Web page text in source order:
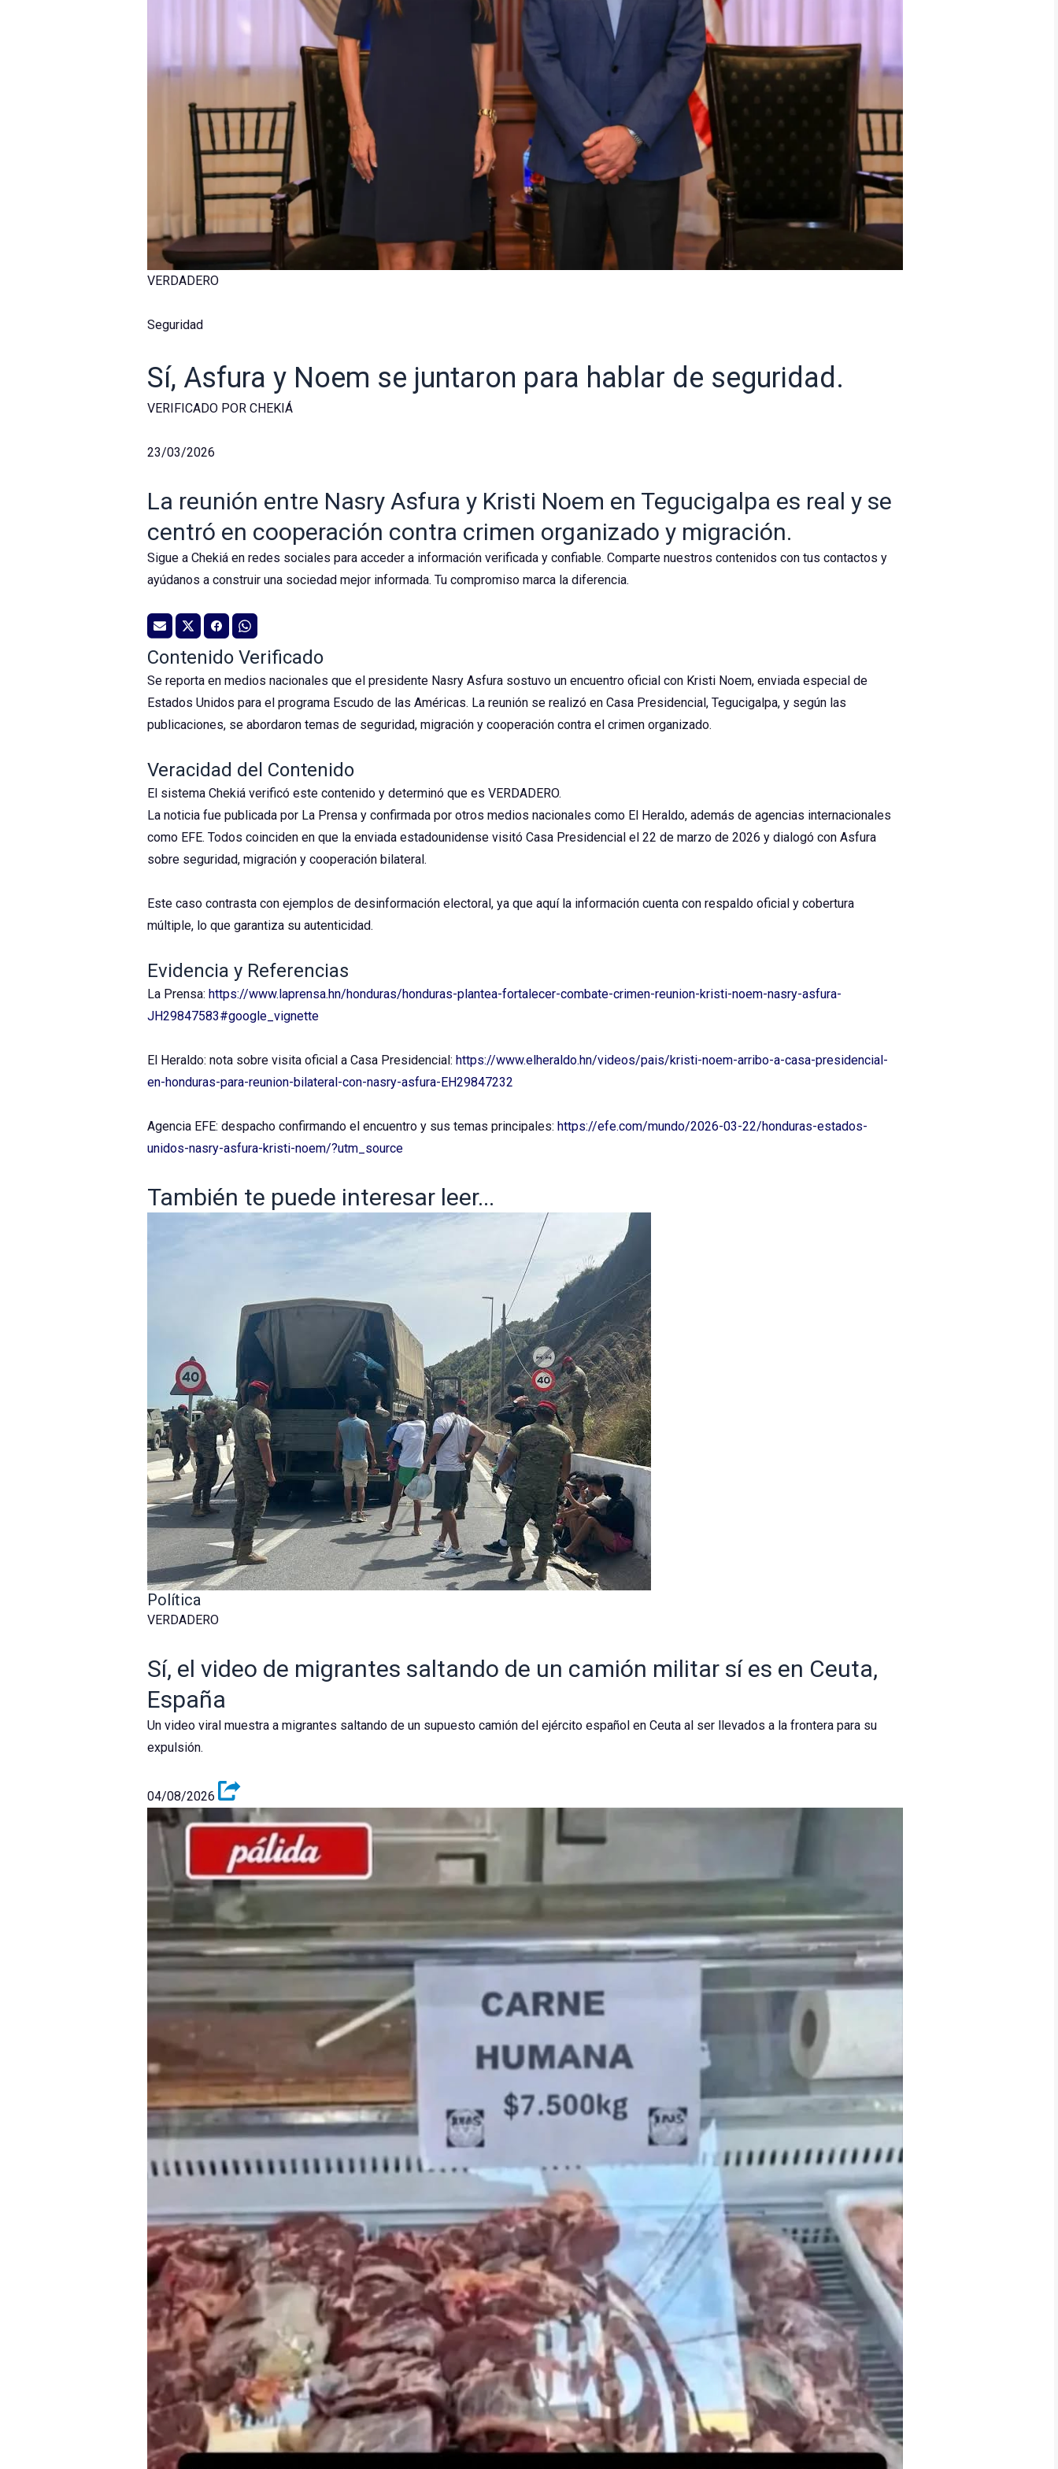
VERDADERO
Seguridad
Sí, Asfura y Noem se juntaron para hablar de seguridad.
VERIFICADO POR CHEKIÁ
23/03/2026
La reunión entre Nasry Asfura y Kristi Noem en Tegucigalpa es real y se
centró en cooperación contra crimen organizado y migración.
Sigue a Chekiá en redes sociales para acceder a información verificada y confiable. Comparte nuestros contenidos con tus contactos y
ayúdanos a construir una sociedad mejor informada. Tu compromiso marca la diferencia.
Contenido Verificado
Se reporta en medios nacionales que el presidente Nasry Asfura sostuvo un encuentro oficial con Kristi Noem, enviada especial de
Estados Unidos para el programa Escudo de las Américas. La reunión se realizó en Casa Presidencial, Tegucigalpa, y según las
publicaciones, se abordaron temas de seguridad, migración y cooperación contra el crimen organizado.
Veracidad del Contenido
El sistema Chekiá verificó este contenido y determinó que es VERDADERO.
La noticia fue publicada por La Prensa y confirmada por otros medios nacionales como El Heraldo, además de agencias internacionales
como EFE. Todos coinciden en que la enviada estadounidense visitó Casa Presidencial el 22 de marzo de 2026 y dialogó con Asfura
sobre seguridad, migración y cooperación bilateral.
Este caso contrasta con ejemplos de desinformación electoral, ya que aquí la información cuenta con respaldo oficial y cobertura
múltiple, lo que garantiza su autenticidad.
Evidencia y Referencias
La Prensa: https://www.laprensa.hn/honduras/honduras-plantea-fortalecer-combate-crimen-reunion-kristi-noem-nasry-asfura-
JH29847583#google_vignette
El Heraldo: nota sobre visita oficial a Casa Presidencial: https://www.elheraldo.hn/videos/pais/kristi-noem-arribo-a-casa-presidencial-
en-honduras-para-reunion-bilateral-con-nasry-asfura-EH29847232
Agencia EFE: despacho confirmando el encuentro y sus temas principales: https://efe.com/mundo/2026-03-22/honduras-estados-
unidos-nasry-asfura-kristi-noem/?utm_source
También te puede interesar leer...
Política
VERDADERO
Sí, el video de migrantes saltando de un camión militar sí es en Ceuta,
España
Un video viral muestra a migrantes saltando de un supuesto camión del ejército español en Ceuta al ser llevados a la frontera para su
expulsión.
04/08/2026